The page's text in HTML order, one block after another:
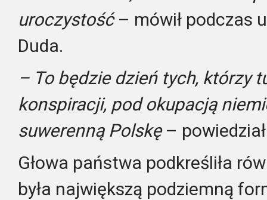
uroczystość– mówił podczas
Duda.
– To będzie dzień tych, którzy
konspiracji, pod okupacją
suwerenną Polskę–
Głowa państwa podkreśliła
była największą podziemną